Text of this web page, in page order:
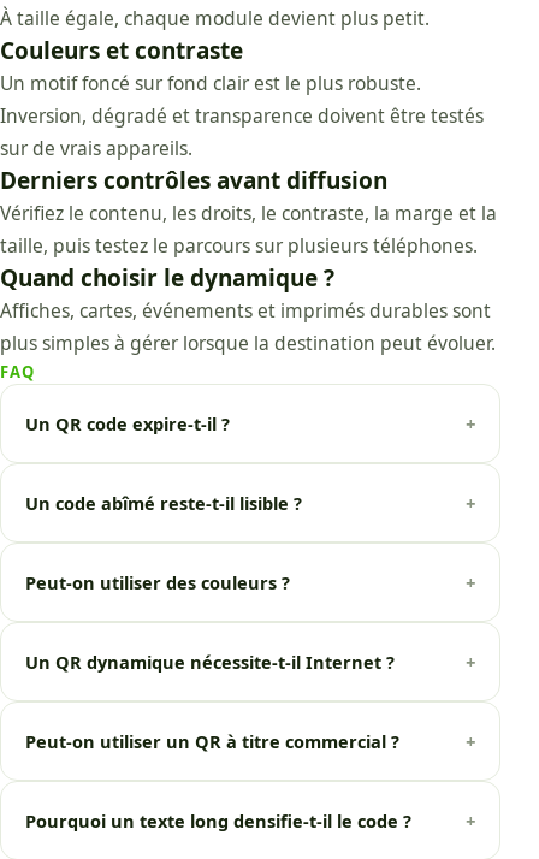
À taille égale, chaque module devient plus petit.
Couleurs et contraste
Un motif foncé sur fond clair est le plus robuste.
Inversion, dégradé et transparence doivent être testés
sur de vrais appareils.
Derniers contrôles avant diffusion
Vérifiez le contenu, les droits, le contraste, la marge et la
taille, puis testez le parcours sur plusieurs téléphones.
Quand choisir le dynamique ?
Affiches, cartes, événements et imprimés durables sont
plus simples à gérer lorsque la destination peut évoluer.
FAQ
Un QR code expire-t-il ? +
Un code abîmé reste-t-il lisible ? +
Peut-on utiliser des couleurs ? +
Un QR dynamique nécessite-t-il Internet ? +
Peut-on utiliser un QR à titre commercial ? +
Pourquoi un texte long densifie-t-il le code ? +